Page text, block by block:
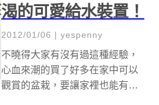
渴的可愛給水裝置！
2012/01/06 | yespenny
不曉得大家有沒有過這種經驗，
心血來潮的買了好多在家中可以
觀賞的盆栽，要讓家裡也能有綠